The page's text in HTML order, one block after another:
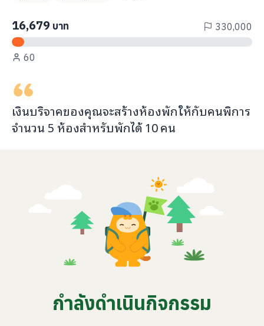
ภาษา: ไทย ENG
16,679 บาท 330,000
60
เงินบริจาคของคุณจะสร้างห้องพักให้กับคนพิการ
จำนวน 5 ห้องสำหรับพักได้10คน
กำลังดำเนินกิจกรรม